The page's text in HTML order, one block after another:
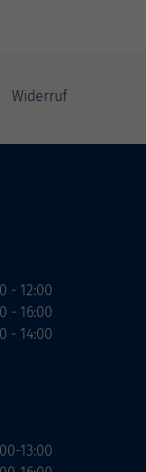
Widerruf
- 12:00
- 16:00
- 14:00
13:00